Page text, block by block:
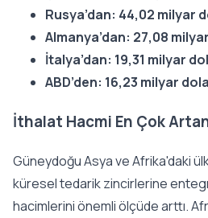
Rusya’dan: 44,02 milyar
Almanya’dan: 27,08
İtalya’dan: 19,31 milyar
ABD’den: 16,23 milyar
İthalat Hacmi En Çok
Güneydoğu Asya ve Afrika'daki
küresel tedarik zincirlerine
hacimlerini önemli ölçüde arttı.